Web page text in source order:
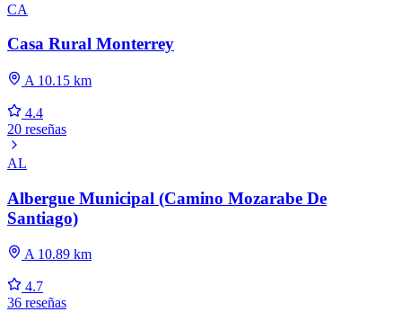
CA
Casa Rural Monterrey
A 10.15 km
4.4
20 reseñas
AL
Albergue Municipal (Camino Mozarabe De
Santiago)
A 10.89 km
4.7
36 reseñas